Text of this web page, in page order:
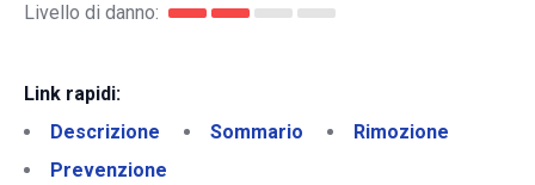
Livello di danno:
Link rapidi:
Descrizione
Sommario
Rimozione
Prevenzione